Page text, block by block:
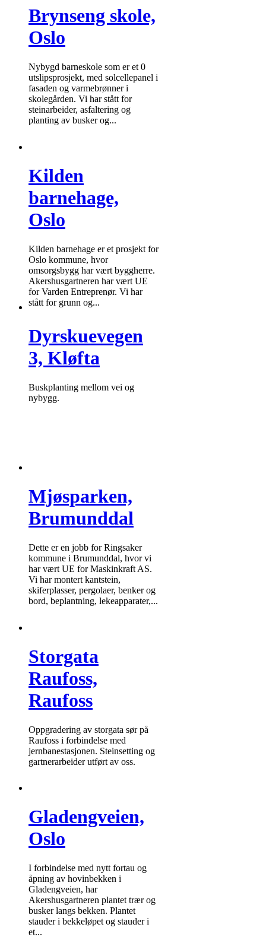
Brynseng skole,
Oslo
Nybygd barneskole som er et 0
utslipsprosjekt, med solcellepanel i
fasaden og varmebrønner i
skolegården. Vi har stått for
steinarbeider, asfaltering og
planting av busker og...
Kilden
barnehage,
Oslo
Kilden barnehage er et prosjekt for
Oslo kommune, hvor
omsorgsbygg har vært byggherre.
Akershusgartneren har vært UE
for Varden Entreprenør. Vi har
stått for grunn og...
Dyrskuevegen
3, Kløfta
Buskplanting mellom vei og
nybygg.
Mjøsparken,
Brumunddal
Dette er en jobb for Ringsaker
kommune i Brumunddal, hvor vi
har vært UE for Maskinkraft AS.
Vi har montert kantstein,
skiferplasser, pergolaer, benker og
bord, beplantning, lekeapparater,...
Storgata
Raufoss,
Raufoss
Oppgradering av storgata sør på
Raufoss i forbindelse med
jernbanestasjonen. Steinsetting og
gartnerarbeider utført av oss.
Gladengveien,
Oslo
I forbindelse med nytt fortau og
åpning av hovinbekken i
Gladengveien, har
Akershusgartneren plantet trær og
busker langs bekken. Plantet
stauder i bekkeløpet og stauder i
et...